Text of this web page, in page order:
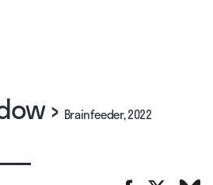
› Brainfeeder, 2022